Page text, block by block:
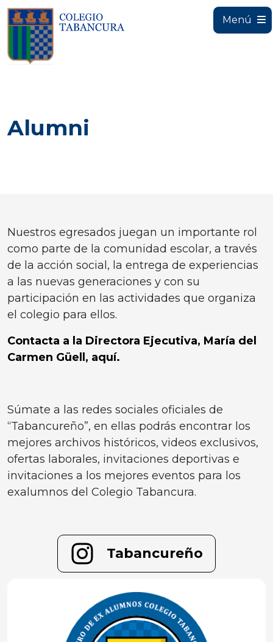
Menú
Alumni
Nuestros egresados juegan un importante rol
como parte de la comunidad escolar, a través
de la acción social, la entrega de experiencias
a las nuevas generaciones y con su
participación en las actividades que organiza
el colegio para ellos.
Contacta a la Directora Ejecutiva, María del
Carmen Güell, aquí.
Súmate a las redes sociales oficiales de
“Tabancureño”, en ellas podrás encontrar los
mejores archivos históricos, videos exclusivos,
ofertas laborales, invitaciones deportivas e
invitaciones a los mejores eventos para los
exalumnos del Colegio Tabancura.
Tabancureño